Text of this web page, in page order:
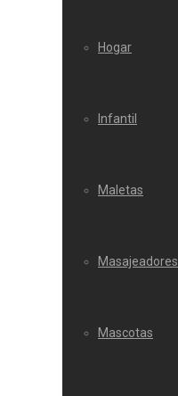
Hogar
Infantil
Maletas
Masajeadores
Mascotas